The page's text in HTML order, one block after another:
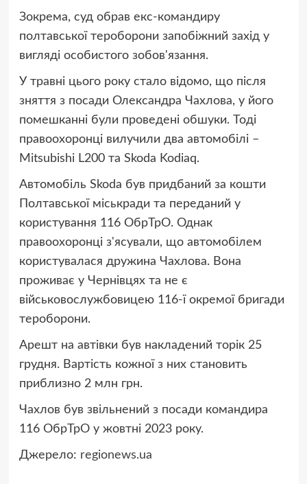
Зокрема, суд обрав екс-командиру
полтавської тероборони запобіжний захід у
вигляді особистого зобов'язання.
У травні цього року стало відомо, що після
зняття з посади Олександра Чахлова, у його
помешканні були проведені обшуки. Тоді
правоохоронці вилучили два автомобілі –
Mitsubishi L200 та Skoda Kodiaq.
Автомобіль Skoda був придбаний за кошти
Полтавської міськради та переданий у
користування 116 ОбрТрО. Однак
правоохоронці з'ясували, що автомобілем
користувалася дружина Чахлова. Вона
проживає у Чернівцях та не є
військовослужбовицею 116-ї окремої бригади
тероборони.
Арешт на автівки був накладений торік 25
грудня. Вартість кожної з них становить
приблизно 2 млн грн.
Чахлов був звільнений з посади командира
116 ОбрТрО у жовтні 2023 року.
Джерело: regionews.ua